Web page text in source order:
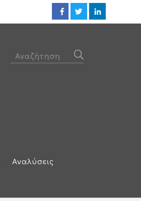
ΟΟΣΑ: Στην τελευταία θέση η
Αναλύσεις